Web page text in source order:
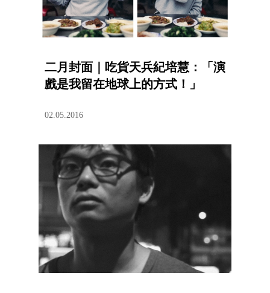
二月封面｜吃貨天兵紀培慧：「演
戲是我留在地球上的方式！」
02.05.2016